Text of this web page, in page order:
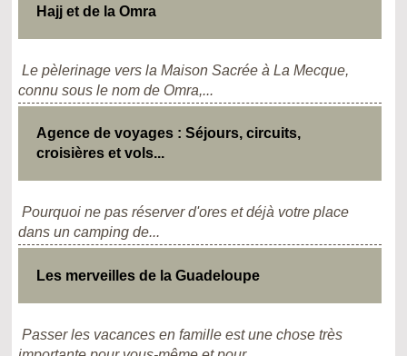
Hajj et de la Omra
Le pèlerinage vers la Maison Sacrée à La Mecque,
connu sous le nom de Omra,...
Agence de voyages : Séjours, circuits,
croisières et vols...
Pourquoi ne pas réserver d'ores et déjà votre place
dans un camping de...
Les merveilles de la Guadeloupe
Passer les vacances en famille est une chose très